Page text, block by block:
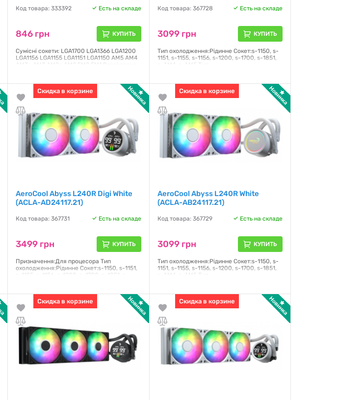
Код товара: 333392 Есть на складе
846 грн КУПИТЬ
Сумісні сокети: LGA1700 LGA1366 LGA1200
LGA1156 LGA1155 LGA1151 LGA1150 AM5 AM4
AM3+ AM3 AM2+ AM2 FM2 FM1 Розсіювана
Діаметр вентилятора: 120 мм
Гарантия:12 месяцев
Код товара: 367728 Есть на складе
3099 грн КУПИТЬ
Тип охолодження:Рідинне Сокет:s-1150, s-
1151, s-1155, s-1156, s-1200, s-1700, s-1851,
s-AM4, s-AM5 Тип
Живлення:3 pin, 4 pin Кількість
вентиляторів:2 шт Розмір вентилятора:120
мм
Гарантия:12 месяцев
Скидка в корзине
AeroCool Abyss L240R Digi White
(ACLA-AD24117.21)
Код товара: 367731 Есть на складе
3499 грн КУПИТЬ
Призначення:Для процесора Тип
охолодження:Рідинне Сокет:s-1150, s-1151,
s-1155, s-1156, s-1200, s-1700, s-1851, s-
шуму:36 дБ Повітряний потік:81.5 CFM
Гарантия:12 месяцев
Скидка в корзине
AeroCool Abyss L240R White
(ACLA-AB24117.21)
Код товара: 367729 Есть на складе
3099 грн КУПИТЬ
Тип охолодження:Рідинне Сокет:s-1150, s-
1151, s-1155, s-1156, s-1200, s-1700, s-1851,
s-AM4, s-AM5 Тип
Живлення:3 pin, 4 pin Кількість
вентиляторів:2 шт Розмір вентилятора:120
мм
Гарантия:
Скидка в корзине Скидка в корзине